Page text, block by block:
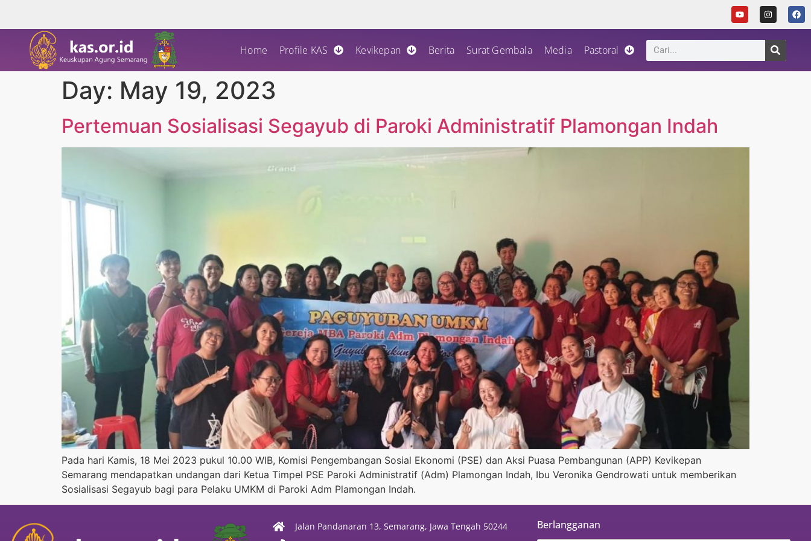
Home Profile KAS Kevikepan Berita Surat Gembala Media Pastoral
Day: May 19, 2023
Pertemuan Sosialisasi Segayub di Paroki Administratif Plamongan Indah
Pada hari Kamis, 18 Mei 2023 pukul 10.00 WIB, Komisi Pengembangan Sosial Ekonomi (PSE) dan Aksi Puasa Pembangunan (APP) Kevikepan
Semarang mendapatkan undangan dari Ketua Timpel PSE Paroki Administratif (Adm) Plamongan Indah, Ibu Veronika Gendrowati untuk memberikan
Sosialisasi Segayub bagi para Pelaku UMKM di Paroki Adm Plamongan Indah.
Jalan Pandanaran 13, Semarang, Jawa Tengah 50244
Berlangganan